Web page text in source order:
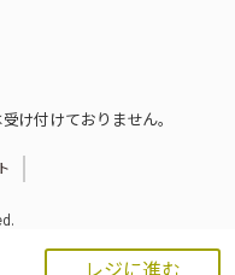
レジに進む
け付けておりません。